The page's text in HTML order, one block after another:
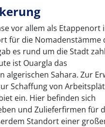
vor allem als Etappenort
für die Nomadenstämme
es rund um die Stadt
ist Ouargla das
Sahara. Zur
Schaffung von
ein. Hier befinden sich
und Zulieferfirmen für
Standort einer